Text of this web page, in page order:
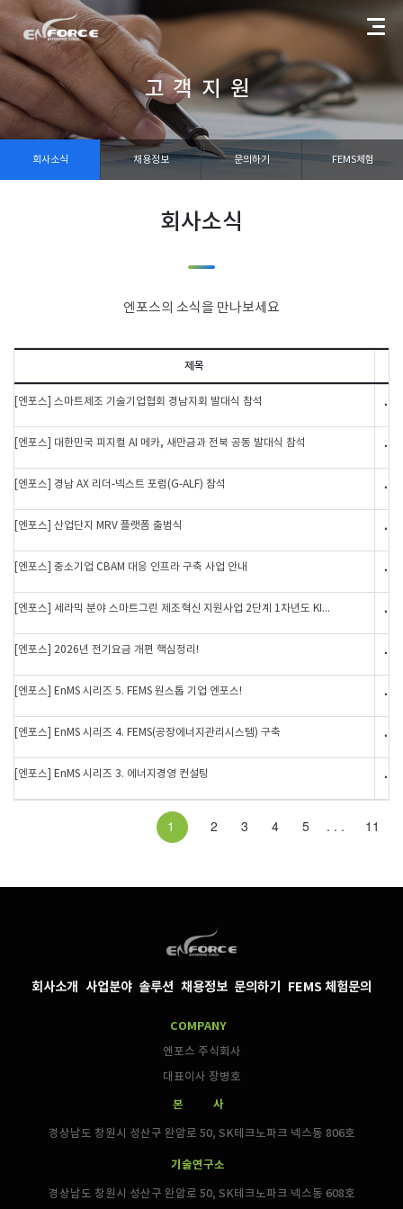
ENFORCE
고객지원
회사소식 채용정보 문의하기 FEMS체험
회사소식
엔포스의 소식을 만나보세요
제목
[엔포스] 스마트제조 기술기업협회 경남지회 발대식 참석
[엔포스] 대한민국 피지컬 AI 메카, 새만금과 전북 공동 발대식 참석
[엔포스] 경남 AX 리더-넥스트 포럼(G-ALF) 참석
[엔포스] 산업단지 MRV 플랫폼 출범식
[엔포스] 중소기업 CBAM 대응 인프라 구축 사업 안내
[엔포스] 세라믹 분야 스마트그린 제조혁신 지원사업 2단계 1차년도 KI...
[엔포스] 2026년 전기요금 개편 핵심정리!
[엔포스] EnMS 시리즈 5. FEMS 원스톱 기업 엔포스!
[엔포스] EnMS 시리즈 4. FEMS(공장에너지관리시스템) 구축
[엔포스] EnMS 시리즈 3. 에너지경영 컨설팅
1 2 3 4 5 . . . 11
회사소개 사업분야 솔루션 채용정보 문의하기 FEMS 체험문의
COMPANY
엔포스 주식회사
대표이사 장병호
본 사
경상남도 창원시 성산구 완암로 50, SK테크노파크 넥스동 806호
기술연구소
경상남도 창원시 성산구 완암로 50, SK테크노파크 넥스동 608호